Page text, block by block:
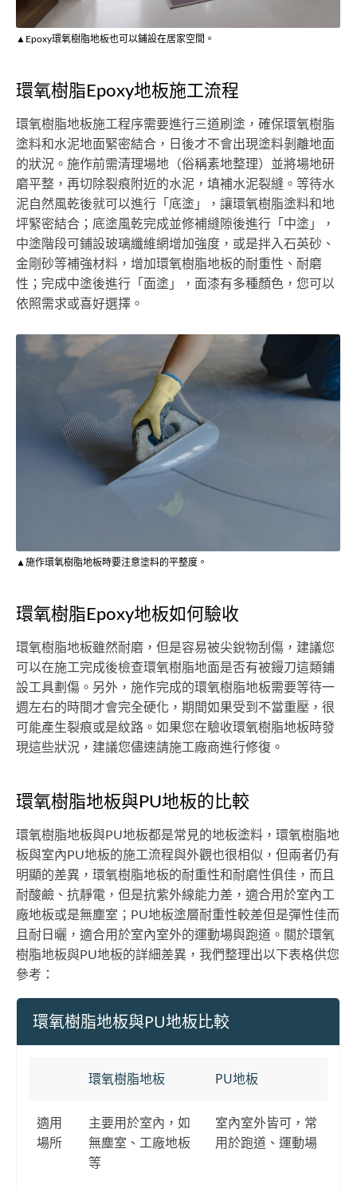
▲Epoxy環氧樹脂地板也可以鋪設在居家空間。
環氧樹脂Epoxy地板施工流程
環氧樹脂地板施工程序需要進行三道刷塗，確保環氧樹脂
塗料和水泥地面緊密結合，日後才不會出現塗料剝離地面
的狀況。施作前需清理場地（俗稱素地整理）並將場地研
磨平整，再切除裂痕附近的水泥，填補水泥裂縫。等待水
泥自然風乾後就可以進行「底塗」，讓環氧樹脂塗料和地
坪緊密結合；底塗風乾完成並修補縫隙後進行「中塗」，
中塗階段可鋪設玻璃纖維網增加強度，或是拌入石英砂、
金剛砂等補強材料，增加環氧樹脂地板的耐重性、耐磨
性；完成中塗後進行「面塗」，面漆有多種顏色，您可以
依照需求或喜好選擇。
▲施作環氧樹脂地板時要注意塗料的平整度。
環氧樹脂Epoxy地板如何驗收
環氧樹脂地板雖然耐磨，但是容易被尖銳物刮傷，建議您
可以在施工完成後檢查環氧樹脂地面是否有被鏝刀這類鋪
設工具劃傷。另外，施作完成的環氧樹脂地板需要等待一
週左右的時間才會完全硬化，期間如果受到不當重壓，很
可能產生裂痕或是紋路。如果您在驗收環氧樹脂地板時發
現這些狀況，建議您儘速請施工廠商進行修復。
環氧樹脂地板與PU地板的比較
環氧樹脂地板與PU地板都是常見的地板塗料，環氧樹脂地
板與室內PU地板的施工流程與外觀也很相似，但兩者仍有
明顯的差異，環氧樹脂地板的耐重性和耐磨性俱佳，而且
耐酸鹼、抗靜電，但是抗紫外線能力差，適合用於室內工
廠地板或是無塵室；PU地板塗層耐重性較差但是彈性佳而
且耐日曬，適合用於室內室外的運動場與跑道。關於環氧
樹脂地板與PU地板的詳細差異，我們整理出以下表格供您
參考：
環氧樹脂地板與PU地板比較
環氧樹脂地板 PU地板
適用
場所
主要用於室內，如
無塵室、工廠地板
等
室內室外皆可，常
用於跑道、運動場